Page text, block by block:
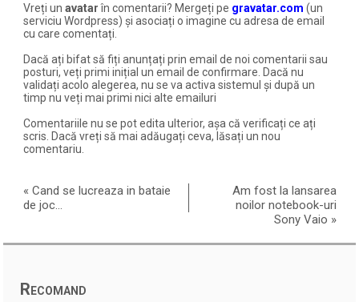
Vreți unavatarîn comentarii? Mergeți pe gravatar.com (un
serviciu Wordpress) și asociați o imagine cu adresa de email
cu care comentați.
Dacă ați bifat să fiți anunțați prin email de noi comentarii sau
posturi, veți primi inițial un email de confirmare. Dacă nu
validați acolo alegerea, nu se va activa sistemul și după un
timp nu veți mai primi nici alte emailuri
Comentariile nu se pot edita ulterior, așa că verificați ce ați
scris. Dacă vreți să mai adăugați ceva, lăsați un nou
comentariu.
«Cand se lucreaza in bataie
de joc…
Am fost la lansarea
noilor notebook-uri
Sony Vaio »
Recomand